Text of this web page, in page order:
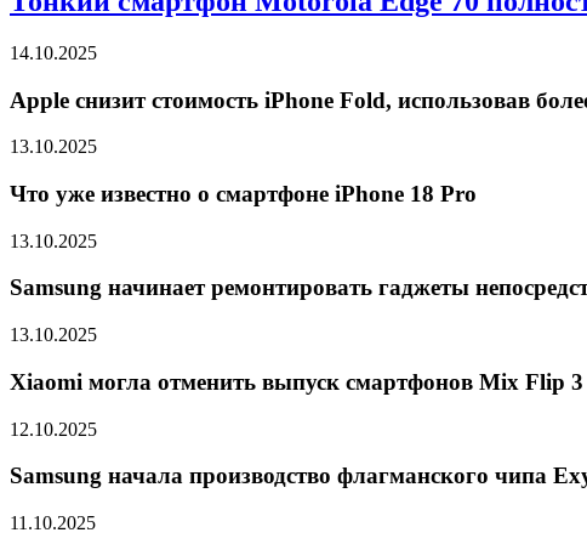
14.10.2025
Apple снизит стоимость iPhone Fold, использовав
13.10.2025
Что уже известно о смартфоне iPhone 18 Pro
13.10.2025
Samsung начинает ремонтировать гаджеты
13.10.2025
Xiaomi могла отменить выпуск смартфонов Mix Flip
12.10.2025
Samsung начала производство флагманского чипа
11.10.2025